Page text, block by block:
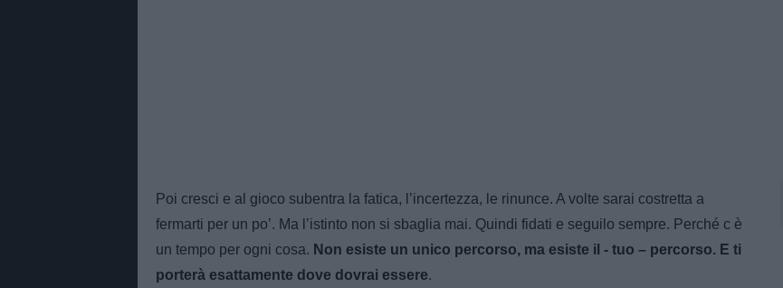
Poi cresci e al gioco subentra la fatica, l’incertezza, le rinunce. A volte sarai costretta a
fermarti per un po’. Ma l’istinto non si sbaglia mai. Quindi fidati e seguilo sempre. Perché c è
un tempo per ogni cosa. Non esiste un unico percorso, ma esiste il - tuo – percorso. E ti
porterà esattamente dove dovrai essere.